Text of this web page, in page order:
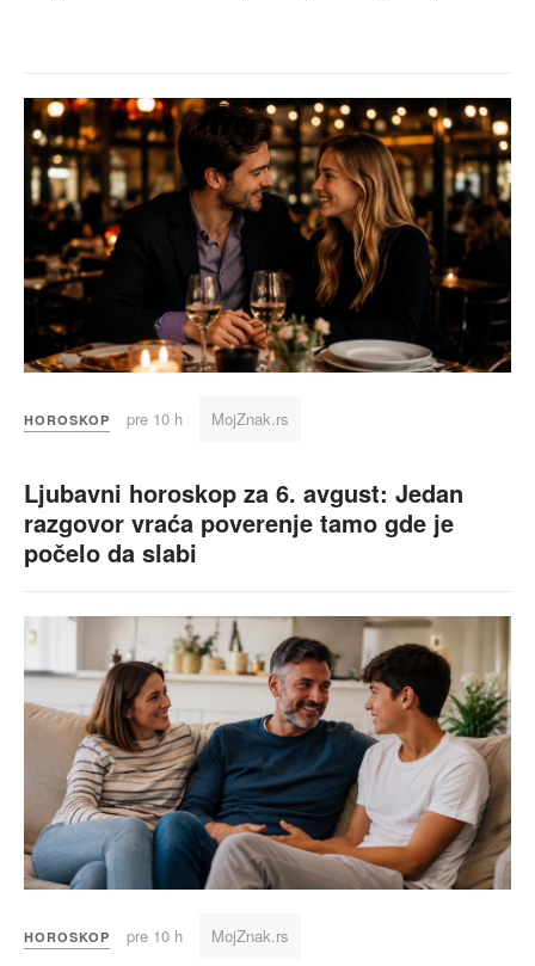
HOROSKOP pre 10 h MojZnak.rs
Ljubavni horoskop za 6. avgust: Jedan
razgovor vraća poverenje tamo gde je
počelo da slabi
HOROSKOP pre 10 h MojZnak.rs